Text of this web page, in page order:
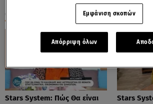
ΟΛΑ ΤΑ ΒΙΝΤΕΟ
Stars System: Πώς Θα είναι
Stars
Εμφάνιση σκοπών
Απόρριψη όλων